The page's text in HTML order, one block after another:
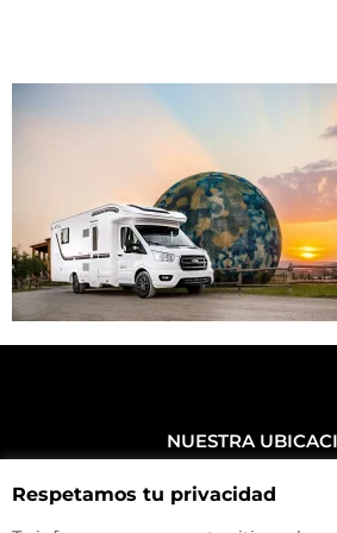
NUESTRA
Haz click aquí y mira como
CONTACTA CON
+34 972 500 449
Respetamos tu privacidad